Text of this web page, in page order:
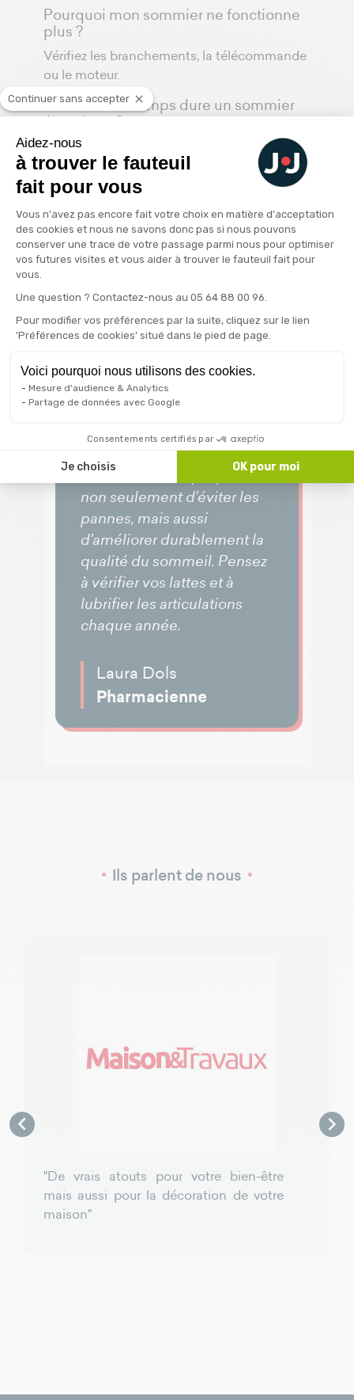
Pourquoi mon sommier ne fonctionne
plus ?
Vérifiez les branchements, la télécommande
ou le moteur.
Combien de temps dure un sommier
électrique ?
En moyenne entre 8 et 12 ans avec un bon
entretien.
Les conseils de l'expert
Un entretien régulier du
sommier électrique permet
non seulement d’éviter les
pannes, mais aussi
d’améliorer durablement la
qualité du sommeil. Pensez
à vérifier vos lattes et à
lubrifier les articulations
chaque année.
Laura Dols
Pharmacienne
Ils parlent de nous

"De vrais atouts pour votre bien-être
mais aussi pour la décoration de votre
maison"

Continuer sans accepter
Aidez-nous
à trouver le fauteuil
fait pour vous
Plateforme de Gestion du
Vous n'avez pas encore fait votre choix en matière d'acceptation
des cookies et nous ne savons donc pas si nous pouvons
conserver une trace de votre passage parmi nous pour optimiser
vos futures visites et vous aider à trouver le fauteuil fait pour
vous.
Une question ? Contactez-nous au 05 64 88 00 96.
Pour modifier vos préférences par la suite, cliquez sur le lien
'Préférences de cookies' situé dans le pied de page.
Voici pourquoi nous utilisons des cookies.
Mesure d'audience & Analytics
Partage de données avec Google
Consentements certifiés par
Je choisis OK pour moi
Axeptio consent